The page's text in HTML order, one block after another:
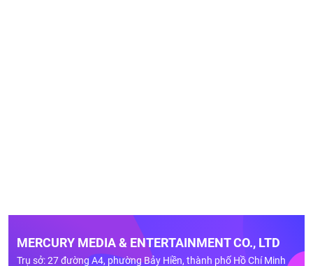
MERCURY MEDIA & ENTERTAINMENT CO., LTD
Trụ sở: 27 đường A4, phường Bảy Hiền, thành phố Hồ Chí Minh